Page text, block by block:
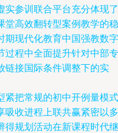
实参训联合平台充分体现了
堂高效翻转型案例教学的稳
期现代化教育中国强教数字
过程中全面提升针对中部专
链接国际条件调整下的实
紧把常规的初中开例量模式
吸收进程上联共赢紧密以多
得规划活动在新课程时代继